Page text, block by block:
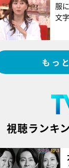
服
文
もっ
視聴ランキ